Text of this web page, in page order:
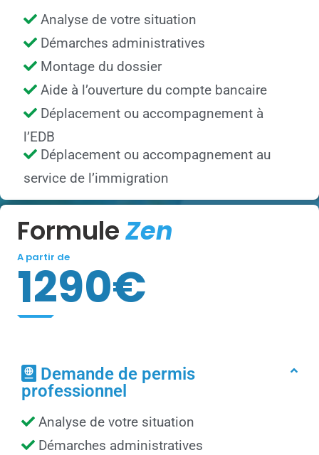
Analyse de votre situation
Démarches administratives
Montage du dossier
Aide à l’ouverture du compte bancaire
Déplacement ou accompagnement à
l’EDB
Déplacement ou accompagnement au
service de l’immigration
FormuleZen
A partir de
1290€
Demande de permis
professionnel
Analyse de votre situation
Démarches administratives